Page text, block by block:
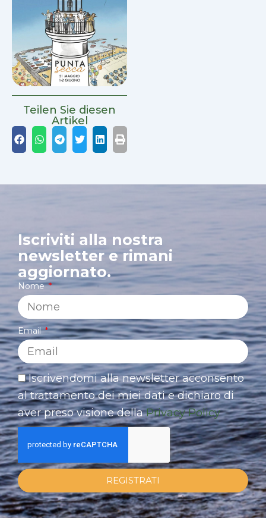
Teilen Sie diesen
Artikel
Iscriviti alla nostra
newsletter e rimani
aggiornato.
Nome
Email
Iscrivendomi alla newsletter acconsento
al trattamento dei miei dati e dichiaro di
aver preso visione dellaPrivacy Policy
REGISTRATI